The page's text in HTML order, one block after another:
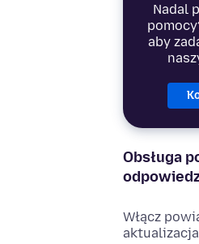
Nadal
aby
Obsługa
Włącz